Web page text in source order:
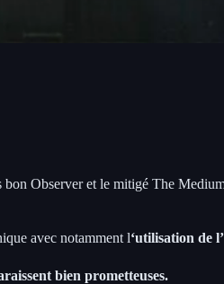
Observer et le mitigé The
avec notamment l‘utilisation de
bien prometteuses.